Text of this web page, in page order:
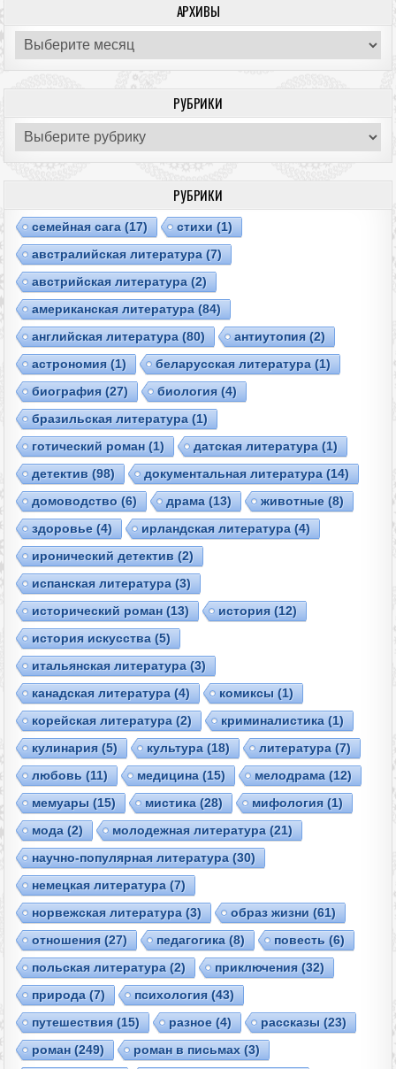
АРХИВЫ
Архивы
РУБРИКИ
Рубрики
РУБРИКИ
cемейная сага (17) cтихи (1)
австралийская литература (7)
австрийская литература (2)
американская литература (84)
английская литература (80) антиутопия (2)
астрономия (1) беларусская литература (1)
биография (27) биология (4)
бразильская литература (1)
готический роман (1) датская литература (1)
детектив (98) документальная литература (14)
домоводство (6) драма (13) животные (8)
здоровье (4) ирландская литература (4)
иронический детектив (2)
испанская литература (3)
исторический роман (13) история (12)
история искусства (5)
итальянская литература (3)
канадская литература (4) комиксы (1)
корейская литература (2) криминалистика (1)
кулинария (5) культура (18) литература (7)
любовь (11) медицина (15) мелодрама (12)
мемуары (15) мистика (28) мифология (1)
мода (2) молодежная литература (21)
научно-популярная литература (30)
немецкая литература (7)
норвежская литература (3) образ жизни (61)
отношения (27) педагогика (8) повесть (6)
польская литература (2) приключения (32)
природа (7) психология (43)
путешествия (15) разное (4) рассказы (23)
роман (249) роман в письмах (3)